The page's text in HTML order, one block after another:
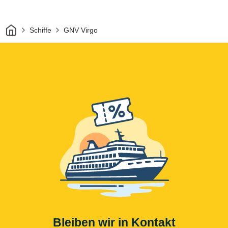
HeimSchiffe GNV Virgo
Bleiben wir in Kontakt